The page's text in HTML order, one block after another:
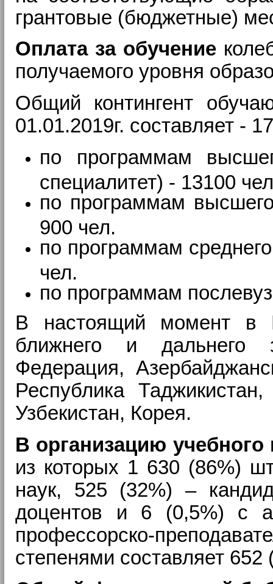
грантовые (бюджетные)
Оплата за обучение
получаемого уровня
Общий контингент
01.01.2019г. составляет -
по программам
специалитет) - 13100
по программам
900 чел.
по программам
чел.
по программам
В настоящий момент в
ближнего и дальнего
Федерация,
Республика
Узбекистан, Корея.
В организацию
из которых 1 630 (86%)
наук, 525 (32%) –
доцентов и 6 (0,5%) с
профессорско-
степенями составляет 652